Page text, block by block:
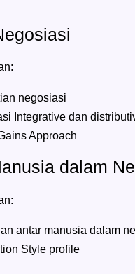
negosiasi
Integrative dan
Approach
dalam
antar manusia dalam
Style profile